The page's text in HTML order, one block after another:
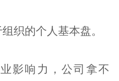
织的个人基本盘。
影响力，公司拿不